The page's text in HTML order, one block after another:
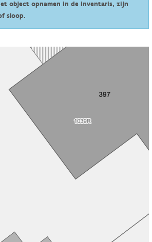
object opnamen in de inventaris, zijn
sloop.